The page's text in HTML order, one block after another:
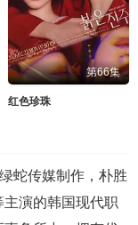
第66集
红色珍珠
蛇传媒制作，朴胜
演的韩国现代职